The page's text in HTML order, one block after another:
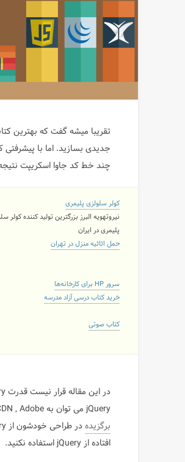
چند خط کد جاوا اسکریپت
کولر سلولزی پلیمری
نیروتهویه البرز بزرگترین تولید کننده کولر
پلیمری در ایران
حمل اثاثیه منزل در تهران
سرور HP برای کارخانه‌ها
خرید کتاب درسی آزاد مدرسه
کتاب صوتی
jQuery می توان به Wordpress , IBM , MAXCDN , Adobe و دیگر کمپانی های بزرگ اشاره کرد. خیلی از
برگزیده
افتاده از jQuery استفاده نکنید.